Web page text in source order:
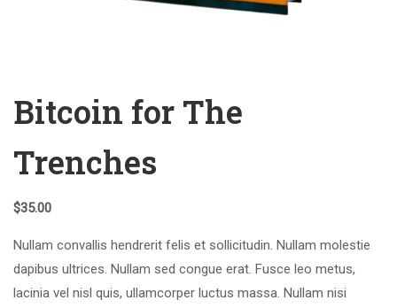
Bitcoin for The
Trenches
$35.00
Nullam convallis hendrerit felis et sollicitudin. Nullam molestie
dapibus ultrices. Nullam sed congue erat. Fusce leo metus,
lacinia vel nisl quis, ullamcorper luctus massa. Nullam nisi